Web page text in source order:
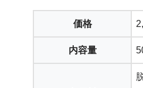
価格
内容量